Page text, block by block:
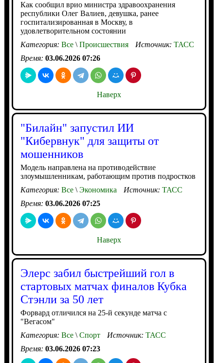
Как сообщил врио министра здравоохранения
республики Олег Валиев, девушка, ранее
госпитализированная в Москву, в
удовлетворительном состоянии
Категория: Все\Происшествия Источник: ТАСС
Время: 03.06.2026 07:26
Наверх
"Билайн" запустил ИИ
"Кибервнук" для защиты от
мошенников
Модель направлена на противодействие
злоумышленникам, работающим против подростков
Категория: Все\Экономика Источник: ТАСС
Время: 03.06.2026 07:25
Наверх
Элерс забил быстрейший гол в
стартовых матчах финалов Кубка
Стэнли за 50 лет
Форвард отличился на 25-й секунде матча с
"Вегасом"
Категория: Все\Спорт Источник: ТАСС
Время: 03.06.2026 07:23